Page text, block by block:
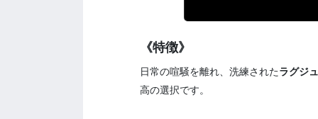
《特徴》
日常の喧騒を離れ、洗練されたラグジ
高の選択です。